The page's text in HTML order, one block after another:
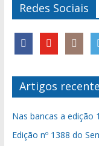
Redes Sociais
Artigos
Nas bancas a edição
Edição nº 1388 do